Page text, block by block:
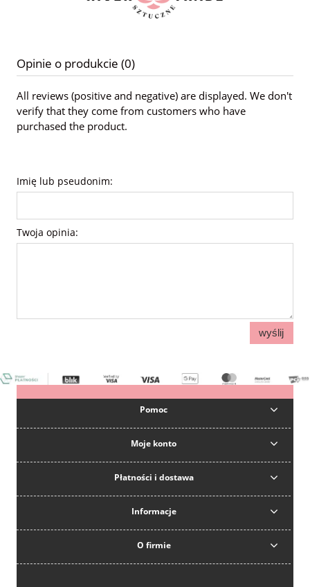
Opinie o produkcie (0)
All reviews (positive and negative) are displayed. We don't
verify that they come from customers who have
purchased the product.
Imię lub pseudonim:
Twoja opinia:
wyślij
Pomoc
Moje konto
Płatności i dostawa
Informacje
O firmie